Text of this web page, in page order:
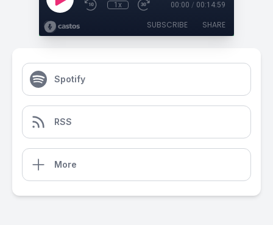
1x 00:00 / 00:14:59
SUBSCRIBE SHARE
Spotify
RSS
More